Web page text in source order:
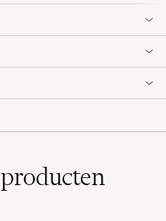
producten